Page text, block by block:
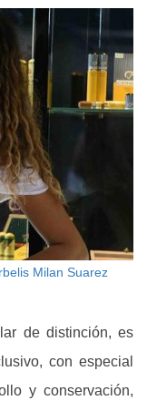
Milan Suarez
de distinción, es
con especial
y conservación,